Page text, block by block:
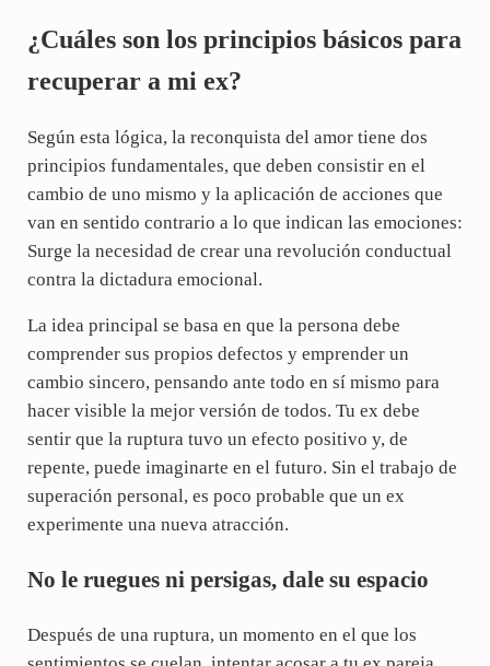
¿Cuáles son los principios básicos para
recuperar a mi ex?
Según esta lógica, la reconquista del amor tiene dos
principios fundamentales, que deben consistir en el
cambio de uno mismo y la aplicación de acciones que
van en sentido contrario a lo que indican las emociones:
Surge la necesidad de crear una revolución conductual
contra la dictadura emocional.
La idea principal se basa en que la persona debe
comprender sus propios defectos y emprender un
cambio sincero, pensando ante todo en sí mismo para
hacer visible la mejor versión de todos. Tu ex debe
sentir que la ruptura tuvo un efecto positivo y, de
repente, puede imaginarte en el futuro. Sin el trabajo de
superación personal, es poco probable que un ex
experimente una nueva atracción.
No le ruegues ni persigas, dale su espacio
Después de una ruptura, un momento en el que los